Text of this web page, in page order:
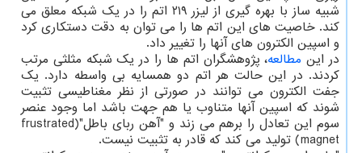
شبیه ساز با بهره گیری از لیزر ۲۱۹ اتم را در یک شبکه معلق می
کند. خاصیت های این اتم ها را می توان به دقت دستکاری کرد
و اسپین الکترون های آنها را تغییر داد.
در این مطالعه، پژوهشگران اتم ها را در یک شبکه مثلثی مرتب
کردند. در این حالت هر اتم دو همسایه بی واسطه دارد. یک
جفت الکترون می توانند در صورتی از نظر مغناطیسی تثبیت
شوند که اسپین آنها متناوب یا هم جهت باشد اما وجود عنصر
سوم این تعادل را برهم می زند و "آهن ربای باطل"(frustrated
magnet) تولید می کند که قادر به تثبیت نیست.